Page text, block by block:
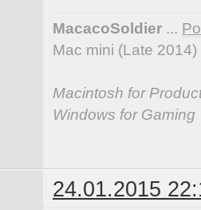
MacacoSoldier ...
Mac mini (Late
Macintosh for
Windows for Gaming
24.01.2015